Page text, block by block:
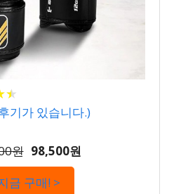
★
★
기가 있습니다.)
원 98,500원
금 구매! >